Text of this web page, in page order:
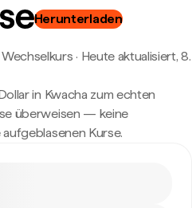
Herunterladen
· Heute aktualisiert, 8.
in Kwacha zum echten
überweisen — keine
Kurse.